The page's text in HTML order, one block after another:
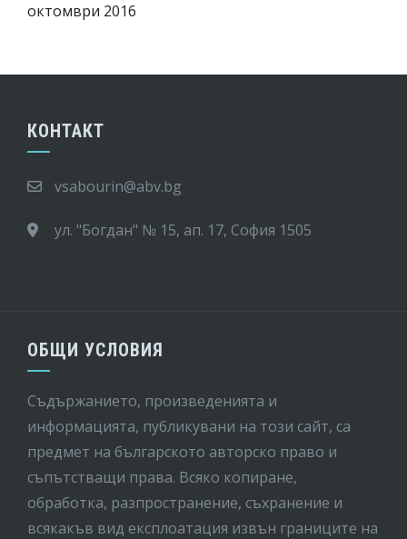
октомври 2016
КОНТАКТ
vsabourin@abv.bg
ул. "Богдан" № 15, ап. 17, София 1505
ОБЩИ УСЛОВИЯ
Съдържанието, произведенията и
информацията, публикувани на този сайт, са
предмет на бългaрското авторско право и
съпътстващи права. Всяко копиране,
обработка, разпространение, съхранение и
всякакъв вид експлоатация извън границите на